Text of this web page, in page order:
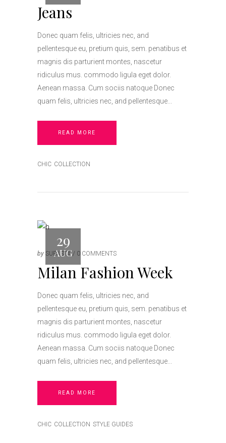
Jeans
Donec quam felis, ultricies nec, and
pellentesque eu, pretium quis, sem. penatibus et
magnis dis parturient montes, nascetur
ridiculus mus. commodo ligula eget dolor.
Aenean massa. Cum sociis natoque Donec
quam felis, ultricies nec, and pellentesque
READ MORE
CHIC COLLECTION
29
AUG
by SUPASTA 0 COMMENTS
Milan Fashion Week
Donec quam felis, ultricies nec, and
pellentesque eu, pretium quis, sem. penatibus et
magnis dis parturient montes, nascetur
ridiculus mus. commodo ligula eget dolor.
Aenean massa. Cum sociis natoque Donec
quam felis, ultricies nec, and pellentesque
READ MORE
CHIC COLLECTION STYLE GUIDES